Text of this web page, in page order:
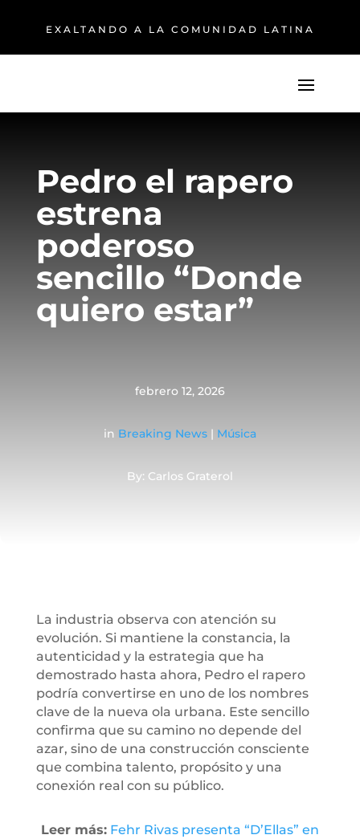
EXALTANDO A LA COMUNIDAD LATINA
Pedro el rapero
estrena
poderoso
sencillo “Donde
quiero estar”
febrero 12, 2026
in Breaking News| Música
By: Carlos Graterol
La industria observa con atención su
evolución. Si mantiene la constancia, la
autenticidad y la estrategia que ha
demostrado hasta ahora, Pedro el rapero
podría convertirse en uno de los nombres
clave de la nueva ola urbana. Este sencillo
confirma que su camino no depende del
azar, sino de una construcción consciente
que combina talento, propósito y una
conexión real con su público.
Leer más: Fehr Rivas presenta “D’Ellas” en